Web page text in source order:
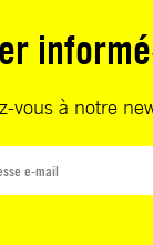
vous à notre